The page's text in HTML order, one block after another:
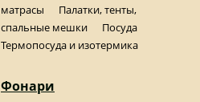
матрасы
Палатки, тенты,
спальные мешки
Посуда
Термопосуда и изотермика
Фонари